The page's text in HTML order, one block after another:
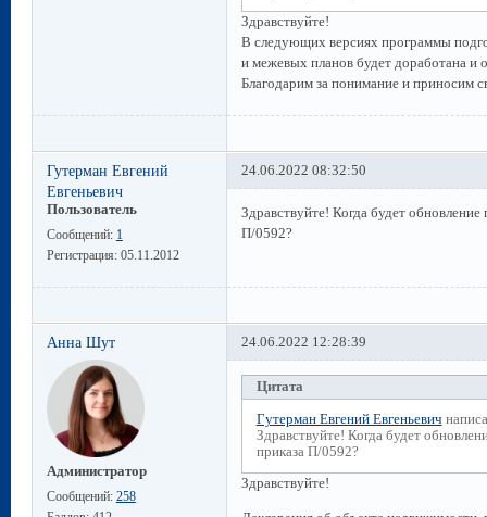
Здравствуйте!
В следующих версиях программы
и межевых планов будет доработана и
Благодарим за понимание и приносим
Гутерман Евгений
Евгеньевич
Пользователь
Сообщений: 1
Регистрация: 05.11.2012
24.06.2022 08:32:50
Здравствуйте! Когда будет
П/0592?
Анна Шут
Администратор
Сообщений: 258
24.06.2022 12:28:39
Цитата
Гутерман Евгений Евгеньевич
Здравствуйте! Когда будет
приказа П/0592?
Здравствуйте!